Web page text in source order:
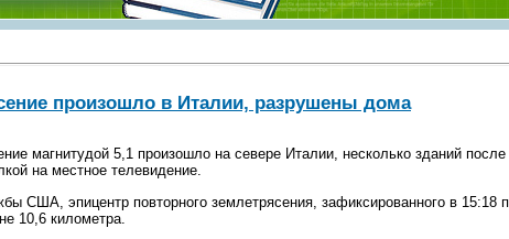
произошло в Италии, разрушены дома
магнитудой 5,1 произошло на севере Италии, несколько зданий
на местное телевидение.
США, эпицентр повторного землетрясения, зафиксированного в 15:18
10,6 километра.